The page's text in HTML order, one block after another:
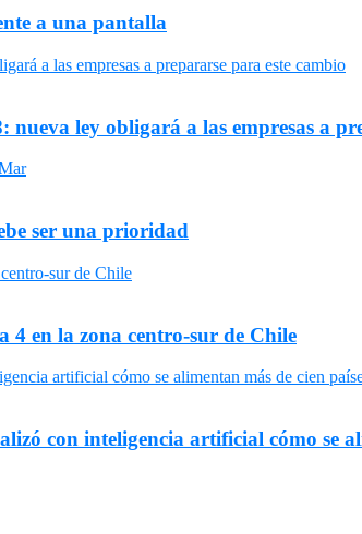
a una pantalla
ley obligará a las empresas a
ser una prioridad
4 en la zona centro-sur de Chile
con inteligencia artificial cómo se